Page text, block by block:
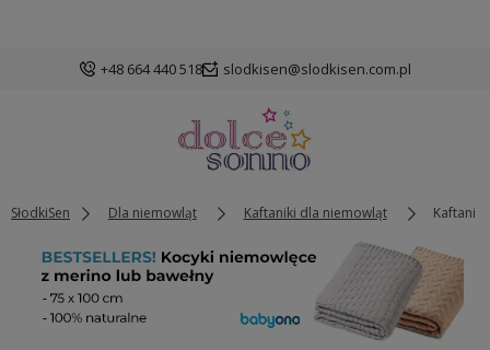
+48 664 440 518 slodkisen@slodkisen.com.pl
SłodkiSen Dla niemowląt Kaftaniki dla niemowląt